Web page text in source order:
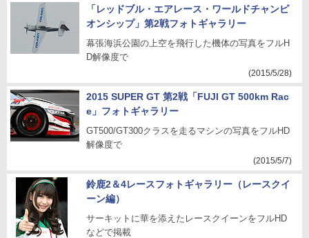
「レッドブル・エアレース・ワールドチャンピ
オンシップ」第2戦フォトギャラリー
幕張海浜公園の上空を飛行した機体の写真をフルH
D解像度で
(2015/5/28)
2015 SUPER GT 第2戦「FUJI GT 500km Rac
e」フォトギャラリー
GT500/GT300クラスを走るマシンの写真をフルHD
解像度で
(2015/5/7)
鈴鹿2＆4レースフォトギャラリー（レースクイ
ーン編）
サーキットに華を添えたレースクイーンをフルHD
などで掲載